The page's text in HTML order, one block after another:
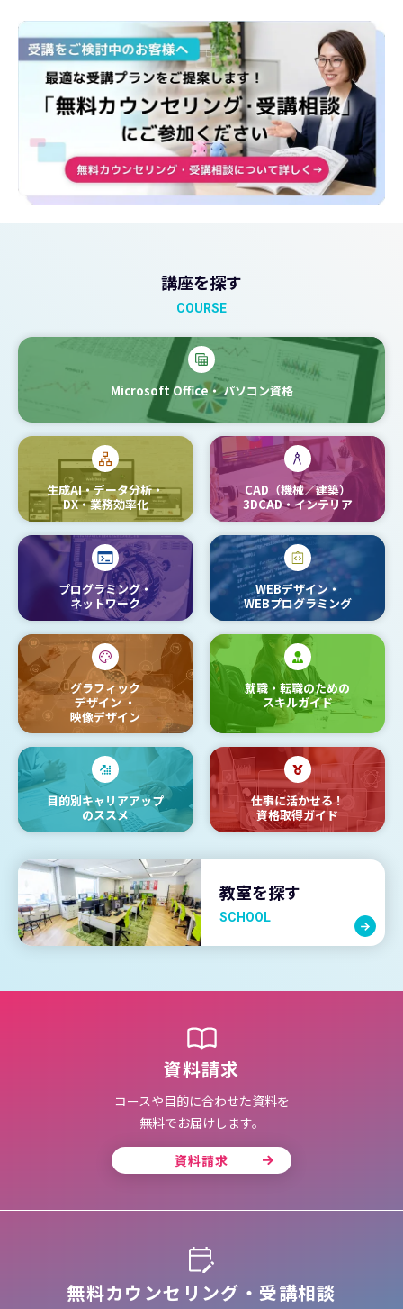
講座を探す
COURSE
Microsoft Office・パソコン資格
生成AI・データ分析・
DX・業務効率化
CAD（機械／建築）
3DCAD・インテリア
プログラミング・
ネットワーク
WEBデザイン・
WEBプログラミング
グラフィック
デザイン・
映像デザイン
就職・転職のための
スキルガイド
目的別キャリアアップ
のススメ
仕事に活かせる！
資格取得ガイド
教室を探す
SCHOOL
資料請求
コースや目的に合わせた資料を
無料でお届けします。
資料請求
無料カウンセリング・受講相談